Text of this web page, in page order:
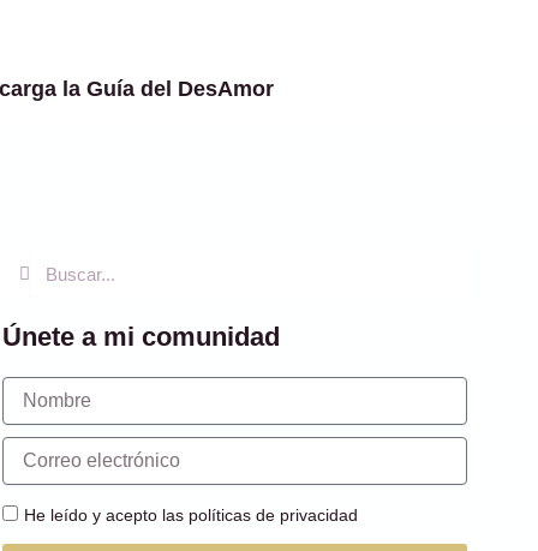
la Guía del DesAmor
Buscar
Únete a mi comunidad
Nombre
Correo
electrónico
He leído y acepto las políticas de privacidad